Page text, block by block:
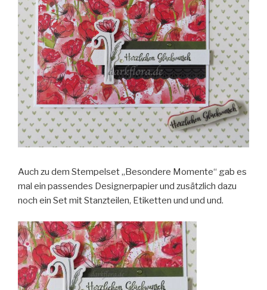
Auch zu dem Stempelset „Besondere Momente“ gab es
mal ein passendes Designerpapier und zusätzlich dazu
noch ein Set mit Stanzteilen, Etiketten und und und.